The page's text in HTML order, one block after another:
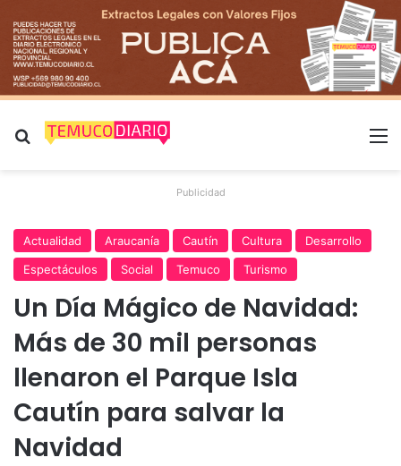
Buscar por
Publicidad
Actualidad Araucanía Cautín Cultura
Desarrollo
Espectáculos
Social Temuco Turismo
Un Día Mágico de Navidad:
Más de 30 mil personas
llenaron el Parque Isla
Cautín para salvar la
Navidad